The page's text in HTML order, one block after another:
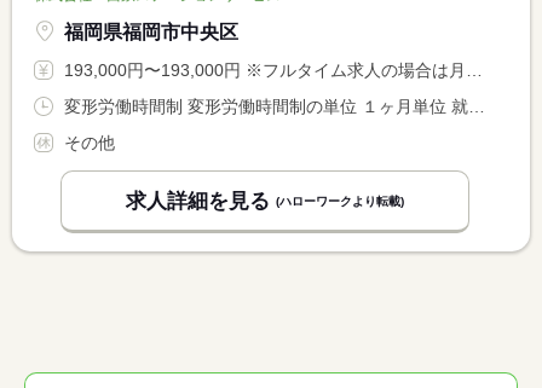
福岡県福岡市中央区
193,000円〜193,000円 ※フルタイム求人の場合は月額（換算額）、パート求人の場合は時間額を表示しています。
その他
求人詳細を見る (ハローワークより転載)